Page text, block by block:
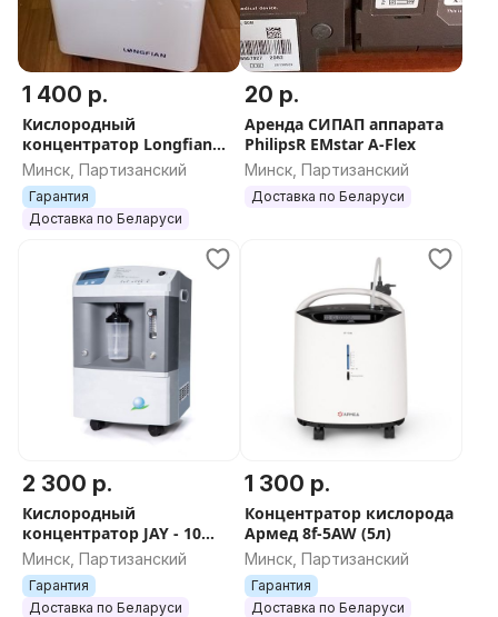
1 400 р.
Кислородный
концентратор Longfian
JAY-5A
Минск, Партизанский
Гарантия
Доставка по Беларуси
20 р.
Аренда СИПАП аппарата
PhilipsR EMstar A-Flex
Минск, Партизанский
Доставка по Беларуси
2 300 р.
Кислородный
концентратор JAY - 10
Longfian б/у
Минск, Партизанский
Гарантия
Доставка по Беларуси
1 300 р.
Концентратор кислорода
Армед 8f-5AW (5л)
Минск, Партизанский
Гарантия
Доставка по Беларуси